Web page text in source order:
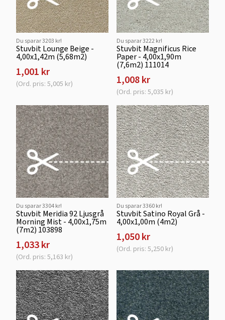
Du sparar 3203 kr!
Stuvbit Lounge Beige -
4,00x1,42m (5,68m2)
1,001 kr
(Ord. pris: 5,005 kr)
Du sparar 3222 kr!
Stuvbit Magnificus Rice
Paper - 4,00x1,90m
(7,6m2) 111014
1,008 kr
(Ord. pris: 5,035 kr)
Du sparar 3304 kr!
Stuvbit Meridia 92 Ljusgrå
Morning Mist - 4,00x1,75m
(7m2) 103898
1,033 kr
(Ord. pris: 5,163 kr)
Du sparar 3360 kr!
Stuvbit Satino Royal Grå -
4,00x1,00m (4m2)
1,050 kr
(Ord. pris: 5,250 kr)